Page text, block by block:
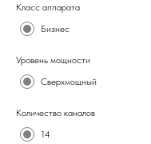
Класс аппарата
Бизнес
Уровень мощности
Сверхмощный
Количество каналов
14